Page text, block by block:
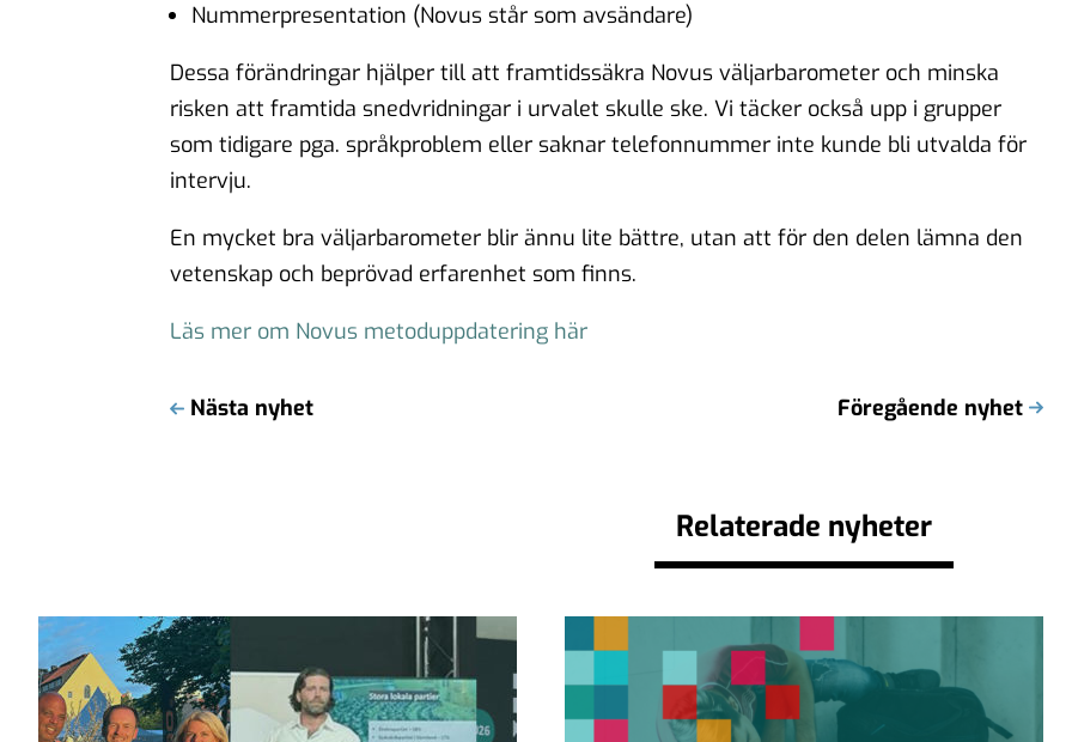
Nummerpresentation (Novus står som avsändare)
Dessa förändringar hjälper till att framtidssäkra Novus väljarbarometer och minska
risken att framtida snedvridningar i urvalet skulle ske. Vi täcker också upp i grupper
som tidigare pga. språkproblem eller saknar telefonnummer inte kunde bli utvalda för
intervju.
En mycket bra väljarbarometer blir ännu lite bättre, utan att för den delen lämna den
vetenskap och beprövad erfarenhet som finns.
Läs mer om Novus metoduppdatering här
Nästa nyhet Föregående nyhet
Relaterade nyheter